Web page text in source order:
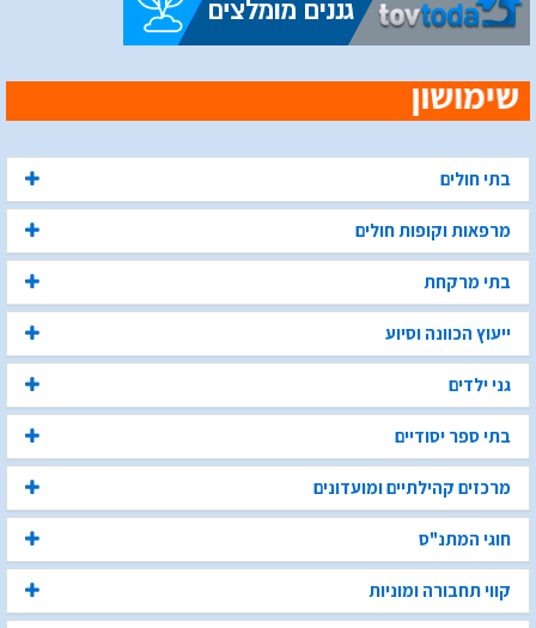
בתי חולים
מרפאות וקופות חולים
בתי מרקחת
ייעוץ הכוונה וסיוע
גני ילדים
בתי ספר יסודיים
מרכזים קהילתיים ומועדונים
חוגי המתנ"ס
קווי תחבורה ומוניות